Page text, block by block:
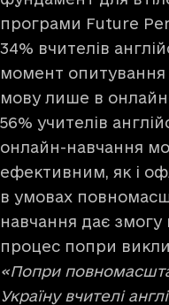
програми Future
34% вчителів
момент опитування
мову лише в
56% учителів
онлайн-навчання
ефективним, як і
в умовах
навчання дає змогу
процес попри
«Попри
Україну вчителі